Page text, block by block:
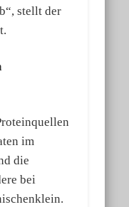
stellt der
im
die
bei